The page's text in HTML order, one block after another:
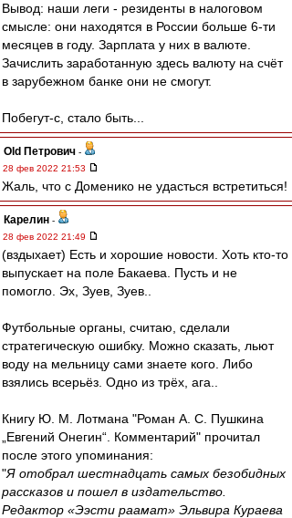
Вывод: наши леги - резиденты в налоговом
смысле: они находятся в России больше 6-ти
месяцев в году. Зарплата у них в валюте.
Зачислить заработанную здесь валюту на счёт
в зарубежном банке они не смогут.
Побегут-с, стало быть...
Old Петрович -
28 фев 2022 21:53
Жаль, что с Доменико не удасться встретиться!
Карелин -
28 фев 2022 21:49
(вздыхает) Есть и хорошие новости. Хоть кто-то
выпускает на поле Бакаева. Пусть и не
помогло. Эх, Зуев, Зуев..
Футбольные органы, считаю, сделали
стратегическую ошибку. Можно сказать, льют
воду на мельницу сами знаете кого. Либо
взялись всерьёз. Одно из трёх, ага..
Книгу Ю. М. Лотмана "Роман А. С. Пушкина
„Евгений Онегин“. Комментарий" прочитал
после этого упоминания:
"Я отобрал шестнадцать самых безобидных
рассказов и пошел в издательство.
Редактор «Ээсти раамат» Эльвира Кураева